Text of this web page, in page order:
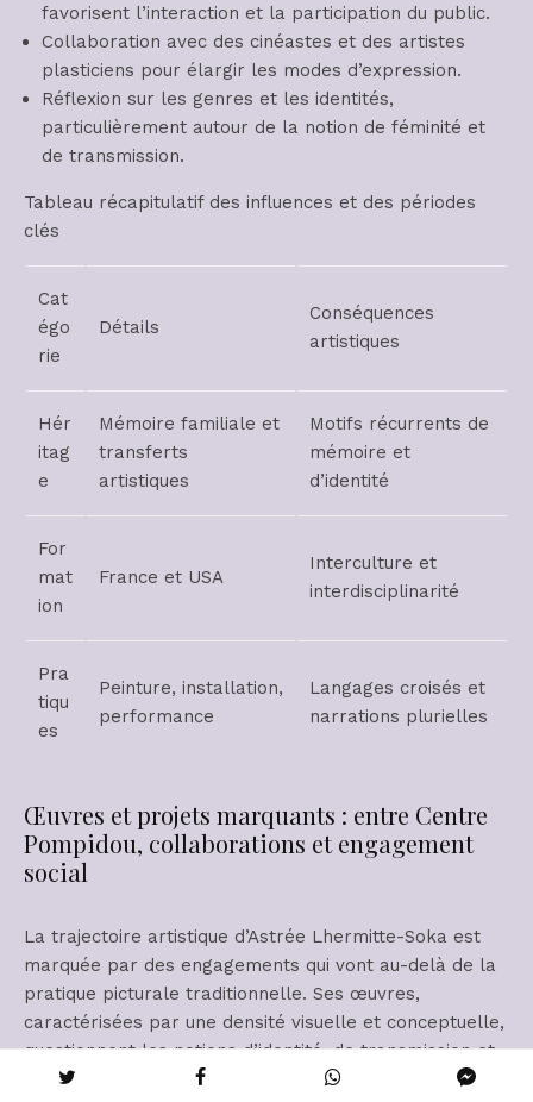
favorisent l’interaction et la participation du public.
Collaboration avec des cinéastes et des artistes
plasticiens pour élargir les modes d’expression.
Réflexion sur les genres et les identités,
particulièrement autour de la notion de féminité et
de transmission.
Tableau récapitulatif des influences et des périodes
clés
Cat
égo
rie
Détails
Conséquences
artistiques
Hér
itag
e
Mémoire familiale et
transferts
artistiques
Motifs récurrents de
mémoire et
d’identité
For
mat
ion
France et USA
Interculture et
interdisciplinarité
Pra
tiqu
es
Peinture, installation,
performance
Langages croisés et
narrations plurielles
Œuvres et projets marquants : entre Centre
Pompidou, collaborations et engagement
social
La trajectoire artistique d’Astrée Lhermitte-Soka est
marquée par des engagements qui vont au-delà de la
pratique picturale traditionnelle. Ses œuvres,
caractérisées par une densité visuelle et conceptuelle,
questionnent les notions d’identité, de transmission et
de résilience. Sa pratique s’inscrit dans le cadre d’une